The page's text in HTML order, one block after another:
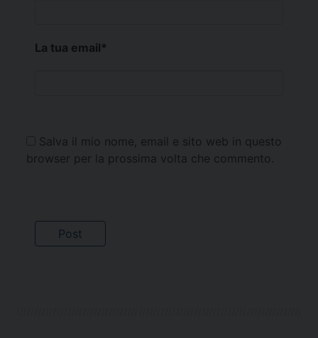
La tua email*
Salva il mio nome, email e sito web in questo
browser per la prossima volta che commento.